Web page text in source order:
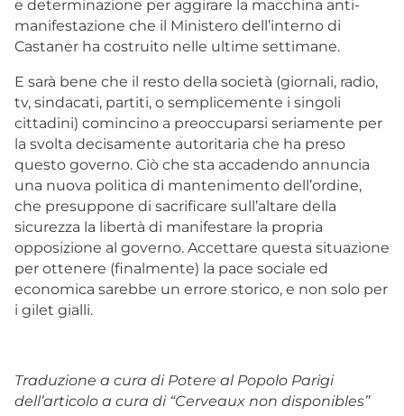
e determinazione per aggirare la macchina anti-
manifestazione che il Ministero dell’interno di
Castaner ha costruito nelle ultime settimane.
E sarà bene che il resto della società (giornali, radio,
tv, sindacati, partiti, o semplicemente i singoli
cittadini) comincino a preoccuparsi seriamente per
la svolta decisamente autoritaria che ha preso
questo governo. Ciò che sta accadendo annuncia
una nuova politica di mantenimento dell’ordine,
che presuppone di sacrificare sull’altare della
sicurezza la libertà di manifestare la propria
opposizione al governo. Accettare questa situazione
per ottenere (finalmente) la pace sociale ed
economica sarebbe un errore storico, e non solo per
i gilet gialli.
Traduzione a cura di Potere al Popolo Parigi
dell’articolo a cura di “Cerveaux non disponibles”